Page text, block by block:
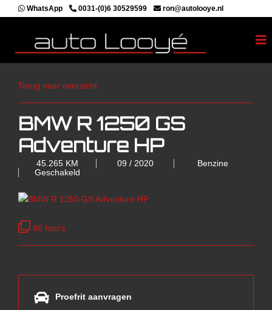
WhatsApp 0031-(0)6 30529599 ron@autolooye.nl
Terug naar overzicht
BMW R 1250 GS
Adventure HP
45.265 KM 09 / 2020
Benzine
Geschakeld
66 foto's
Proefrit aanvragen